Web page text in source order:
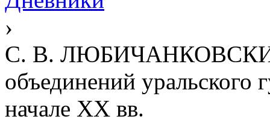
›
С. В. ЛЮБИЧАНКОВСКИЙ.
объединений уральского
начале XX вв.